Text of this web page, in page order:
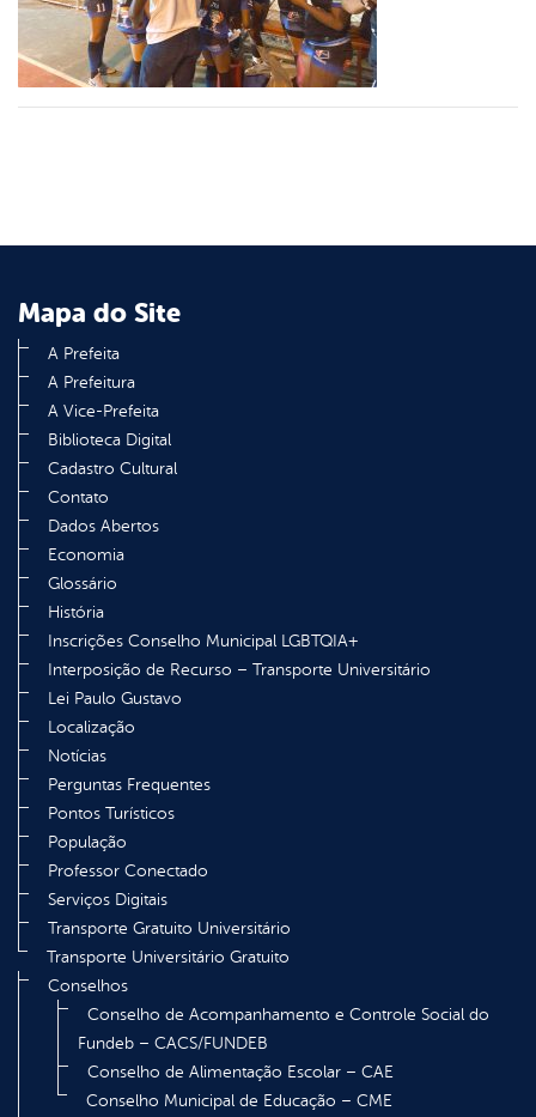
Mapa do Site
A Prefeita
A Prefeitura
A Vice-Prefeita
Biblioteca Digital
Cadastro Cultural
Contato
Dados Abertos
Economia
Glossário
História
Inscrições Conselho Municipal LGBTQIA+
Interposição de Recurso – Transporte Universitário
Lei Paulo Gustavo
Localização
Notícias
Perguntas Frequentes
Pontos Turísticos
População
Professor Conectado
Serviços Digitais
Transporte Gratuito Universitário
Transporte Universitário Gratuito
Conselhos
Conselho de Acompanhamento e Controle Social do
Fundeb – CACS/FUNDEB
Conselho de Alimentação Escolar – CAE
Conselho Municipal de Educação – CME